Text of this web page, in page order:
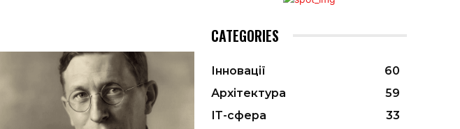
CATEGORIES
Інновації
60
Архітектура
59
ІТ-сфера
33